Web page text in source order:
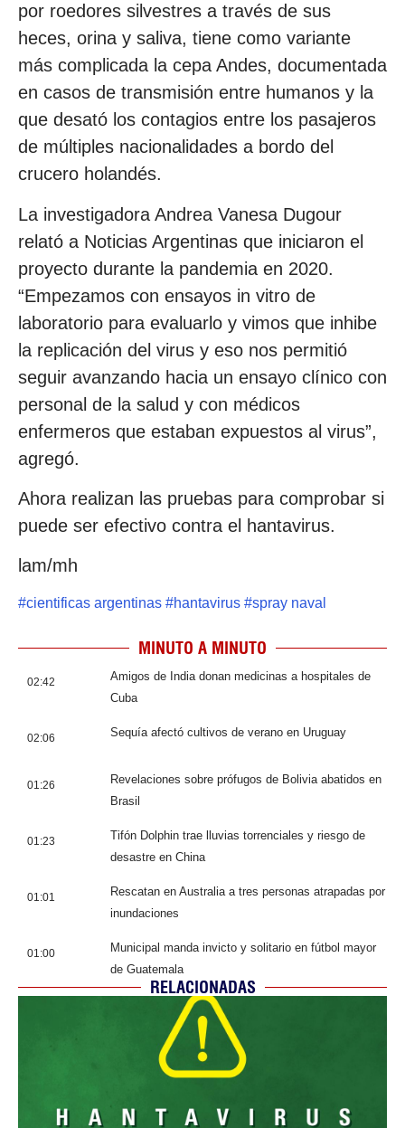
por roedores silvestres a través de sus
heces, orina y saliva, tiene como variante
más complicada la cepa Andes, documentada
en casos de transmisión entre humanos y la
que desató los contagios entre los pasajeros
de múltiples nacionalidades a bordo del
crucero holandés.
La investigadora Andrea Vanesa Dugour
relató a Noticias Argentinas que iniciaron el
proyecto durante la pandemia en 2020.
“Empezamos con ensayos in vitro de
laboratorio para evaluarlo y vimos que inhibe
la replicación del virus y eso nos permitió
seguir avanzando hacia un ensayo clínico con
personal de la salud y con médicos
enfermeros que estaban expuestos al virus”,
agregó.
Ahora realizan las pruebas para comprobar si
puede ser efectivo contra el hantavirus.
lam/mh
#cientificas argentinas #hantavirus #spray naval
MINUTO A MINUTO
02:42
Amigos de India donan medicinas a hospitales de
Cuba
02:06 Sequía afectó cultivos de verano en Uruguay
01:26
Revelaciones sobre prófugos de Bolivia abatidos en
Brasil
01:23
Tifón Dolphin trae lluvias torrenciales y riesgo de
desastre en China
01:01
Rescatan en Australia a tres personas atrapadas por
inundaciones
01:00
Municipal manda invicto y solitario en fútbol mayor
de Guatemala
RELACIONADAS